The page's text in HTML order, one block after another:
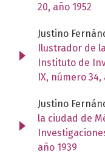
20, año 1952
Justino
Ilustrador de
Instituto de
IX, número 34,
Justino
la ciudad de
año 1939